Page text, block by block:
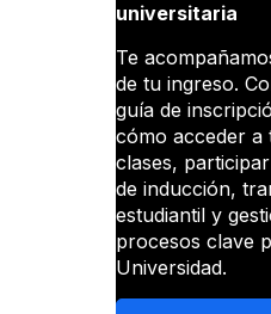
universitaria
Te
de tu ingreso.
guía de
cómo acceder a
clases,
de inducción,
estudiantil y
procesos clave
Universidad.